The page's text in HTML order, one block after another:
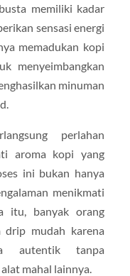
memiliki kadar
sensasi energi
memadukan kopi
menyeimbangkan
minuman
perlahan
aroma kopi yang
ini bukan hanya
menikmati
itu, banyak orang
drip mudah karena
autentik tanpa
mahal lainnya.